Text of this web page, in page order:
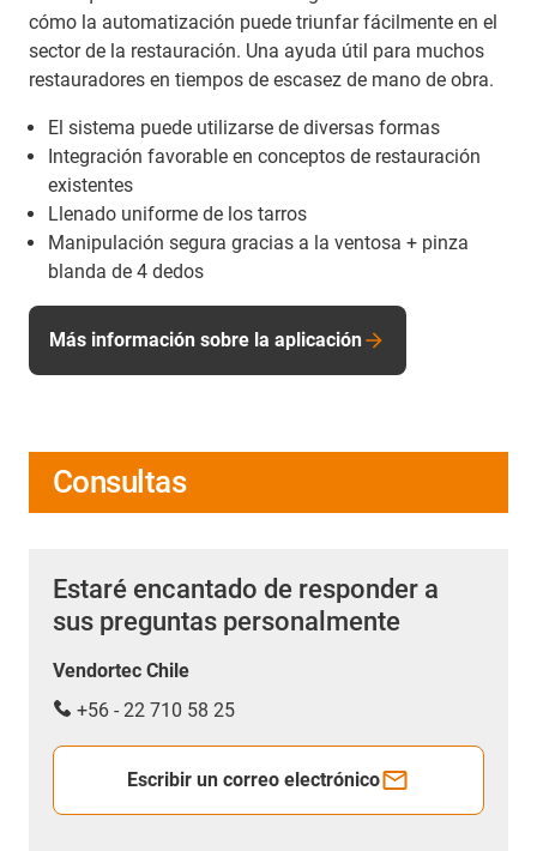
cómo la automatización puede triunfar fácilmente en el
sector de la restauración. Una ayuda útil para muchos
restauradores en tiempos de escasez de mano de obra.
El sistema puede utilizarse de diversas formas
Integración favorable en conceptos de restauración
existentes
Llenado uniforme de los tarros
Manipulación segura gracias a la ventosa + pinza
blanda de 4 dedos
Más información sobre la aplicación
Consultas
Estaré encantado de responder a
sus preguntas personalmente
Vendortec Chile
+56 - 22 710 58 25
Escribir un correo electrónico